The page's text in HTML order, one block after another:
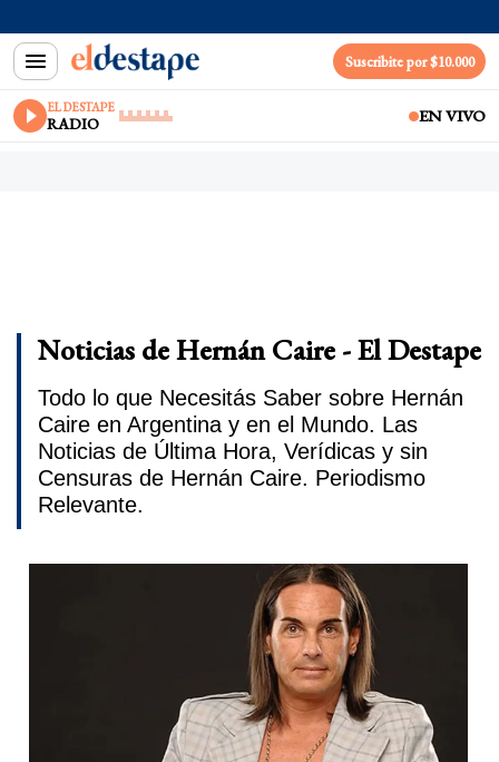
Suscribite por $10.000
EL DESTAPE
RADIO EN VIVO
Noticias de Hernán Caire - El Destape
Todo lo que Necesitás Saber sobre Hernán
Caire en Argentina y en el Mundo. Las
Noticias de Última Hora, Verídicas y sin
Censuras de Hernán Caire. Periodismo
Relevante.